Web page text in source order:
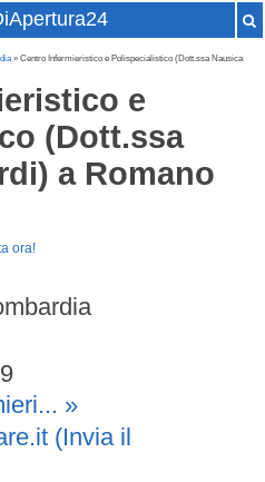
» Centro Infermieristico e Polispecialistico (Dott.ssa Nausica
e
(Dott.ssa
a Romano
ora!
»
.it (Invia il